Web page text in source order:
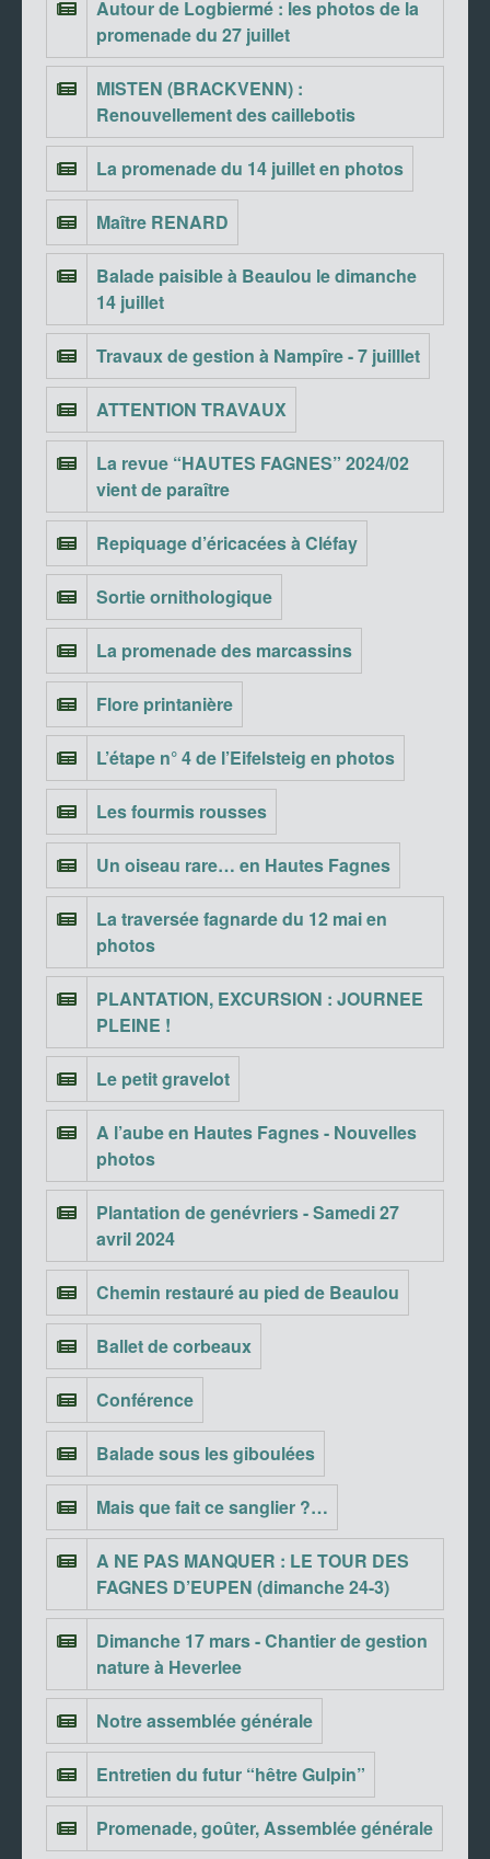
Autour de Logbiermé : les photos de la
promenade du 27 juillet
MISTEN (BRACKVENN) :
Renouvellement des caillebotis
La promenade du 14 juillet en photos
Maître RENARD
Balade paisible à Beaulou le dimanche
14 juillet
Travaux de gestion à Nampîre - 7 juilllet
ATTENTION TRAVAUX
La revue “HAUTES FAGNES” 2024/02
vient de paraître
Repiquage d’éricacées à Cléfay
Sortie ornithologique
La promenade des marcassins
Flore printanière
L’étape n° 4 de l’Eifelsteig en photos
Les fourmis rousses
Un oiseau rare… en Hautes Fagnes
La traversée fagnarde du 12 mai en
photos
PLANTATION, EXCURSION : JOURNEE
PLEINE !
Le petit gravelot
A l’aube en Hautes Fagnes - Nouvelles
photos
Plantation de genévriers - Samedi 27
avril 2024
Chemin restauré au pied de Beaulou
Ballet de corbeaux
Conférence
Balade sous les giboulées
Mais que fait ce sanglier ?…
A NE PAS MANQUER : LE TOUR DES
FAGNES D’EUPEN (dimanche 24-3)
Dimanche 17 mars - Chantier de gestion
nature à Heverlee
Notre assemblée générale
Entretien du futur “hêtre Gulpin”
Promenade, goûter, Assemblée générale